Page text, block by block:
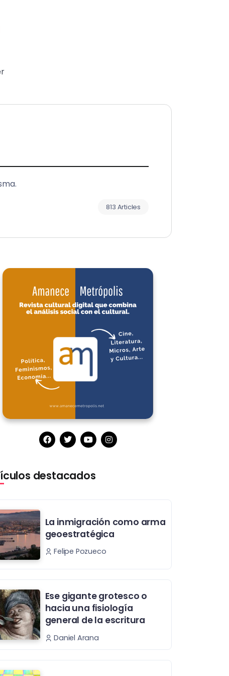
813 Articles
destacados
La inmigración como arma
geoestratégica
Felipe Pozueco
Ese gigante grotesco o
hacia una fisiología
general de la escritura
Daniel Arana